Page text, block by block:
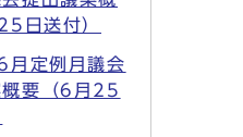
日送付）
月定例月議会
概要（6月25